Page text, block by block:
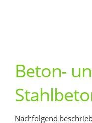
Beton-
Nachfolgend